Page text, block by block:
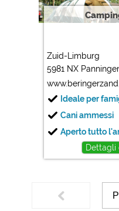
Zuid-Limburg
5981 NX
Ideale per
Cani ammessi
Aperto tutto
Dettagli